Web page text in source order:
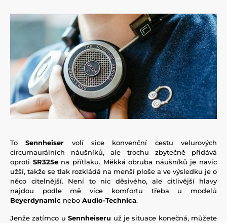
ToSennheiser volí sice konvenční cestu velurových
circumaurálních náušníků, ale trochu zbytečně přidává
oproti SR325ena přítlaku. Měkká obruba náušníků je navíc
užší, takže se tlak rozkládá na menší ploše a ve výsledku je o
něco citelnější. Není to nic děsivého, ale citlivější hlavy
najdou podle mě více komfortu třeba u modelů
Beyerdynamic nebo Audio-Technica.
Jenže zatímco uSennheiseru už je situace konečná, můžete